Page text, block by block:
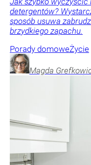
detergentów?
sposób usuwa
brzydkiego zapachu.
Porady domoweŻycie
Magda